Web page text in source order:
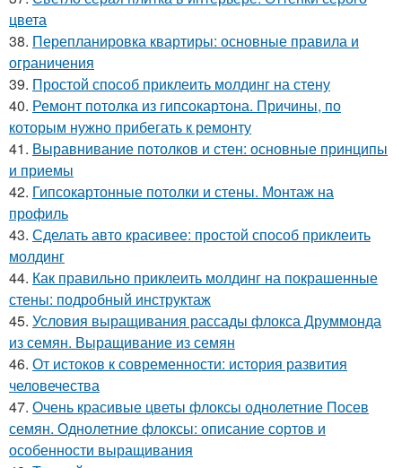
цвета
38. Перепланировка квартиры: основные правила и
ограничения
39. Простой способ приклеить молдинг на стену
40. Ремонт потолка из гипсокартона. Причины, по
которым нужно прибегать к ремонту
41. Выравнивание потолков и стен: основные принципы
и приемы
42. Гипсокартонные потолки и стены. Монтаж на
профиль
43. Сделать авто красивее: простой способ приклеить
молдинг
44. Как правильно приклеить молдинг на покрашенные
стены: подробный инструктаж
45. Условия выращивания рассады флокса Друммонда
из семян. Выращивание из семян
46. От истоков к современности: история развития
человечества
47. Очень красивые цветы флоксы однолетние Посев
семян. Однолетние флоксы: описание сортов и
особенности выращивания